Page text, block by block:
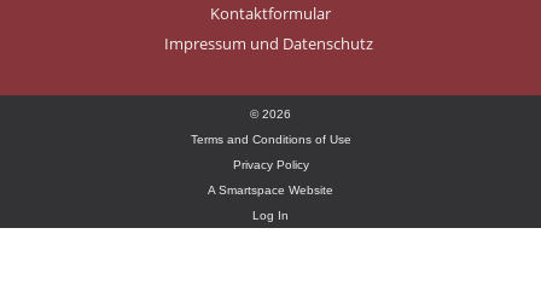
Kontaktformular
Impressum und Datenschutz
© 2026
Terms and Conditions of Use
Privacy Policy
A Smartspace Website
Log In